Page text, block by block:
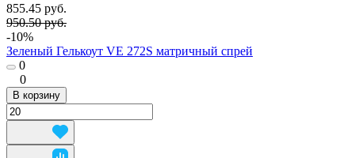
855.45 руб.
950.50 руб.
-10%
Зеленый Гелькоут VE 272S матричный спрей
0
0
В корзину